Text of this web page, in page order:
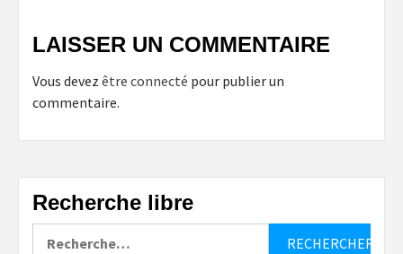
LAISSER UN COMMENTAIRE
Vous devez être connecté pour publier un
commentaire.
Recherche libre